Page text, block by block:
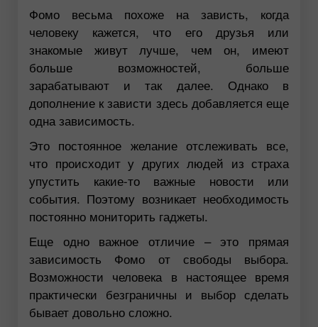
Фомо весьма похоже на зависть, когда
человеку кажется, что его друзья или
знакомые живут лучше, чем он, имеют
больше возможностей, больше
зарабатывают и так далее. Однако в
дополнение к зависти здесь добавляется еще
одна зависимость.
Это постоянное желание отслеживать все,
что происходит у других людей из страха
упустить какие-то важные новости или
события. Поэтому возникает необходимость
постоянно мониторить гаджеты.
Еще одно важное отличие – это прямая
зависимость Фомо от свободы выбора.
Возможности человека в настоящее время
практически безграничны и выбор сделать
бывает довольно сложно.